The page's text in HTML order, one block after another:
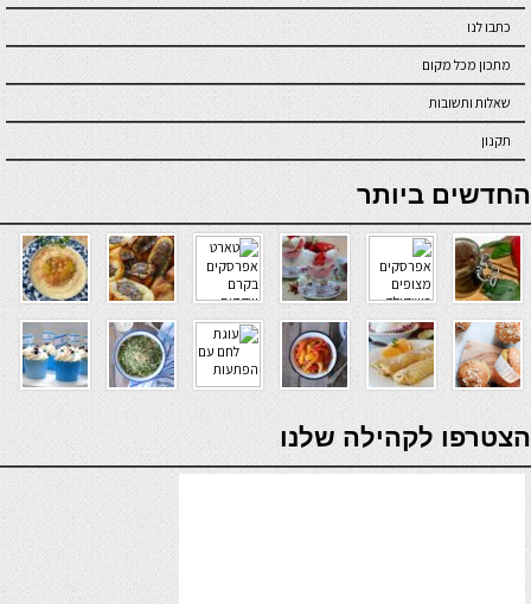
כתבו לנו
מתכון מכל מקום
שאלות ותשובות
תקנון
online casino
החדשים ביותר
verde casino
הצטרפו לקהילה שלנו